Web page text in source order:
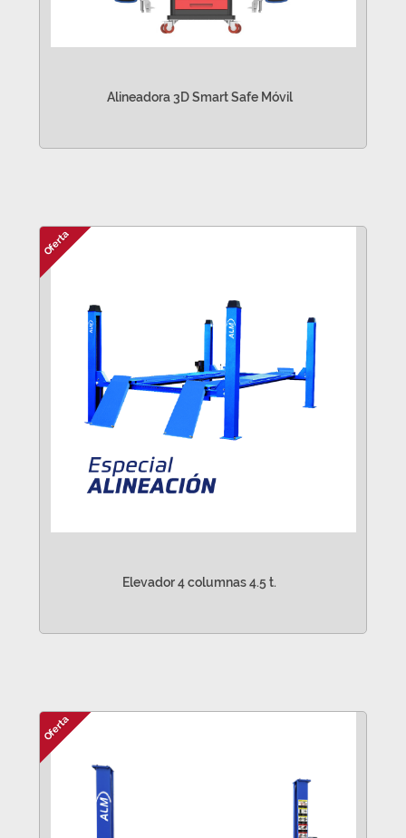
Alineadora 3D Smart Safe Móvil
Oferta
Elevador 4 columnas 4.5 t.
Oferta